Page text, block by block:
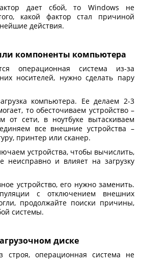
дает сбой, то Windows не
какой фактор стал причиной
действия.
компоненты компьютера
операционная система из-за
носителей, нужно сделать пару
компьютера. Ее делаем 2-3
то обесточиваем устройство –
от сети, в ноутбуке вытаскиваем
все внешние устройства –
принтер или сканер.
устройства, чтобы вычислить,
неисправно и влияет на загрузку
устройство, его нужно заменить.
с отключением внешних
продолжайте поиски причины,
системы.
диске
строя, операционная система не